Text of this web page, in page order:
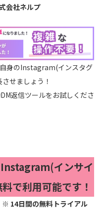
会社ネルプ
身のInstagram(インスタグ
せましょう！
返信ツールをお試しくださ
インサイ
で利用可能です！
※ 14日間の無料トライアル